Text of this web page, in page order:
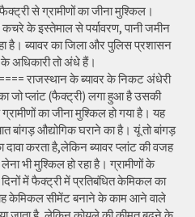
से ग्रामीणों का जीना मुश्किल।
के इस्तेमाल से पर्यावरण, पानी जमीन
है। ब्यावर का जिला और पुलिस प्रशासन
के अधिकारी तो अंधे हैं।
राजस्थान के ब्यावर के निकट अंधेरी
जो प्लांट (फैक्ट्री) लगा हुआ है उसकी
का जीना मुश्किल हो गया है। यह
बांगड़ औद्योगिक घराने का है। यूं तो बांगड़
दावा करता है,लेकिन ब्यावर प्लांट की वजह
भी मुश्किल हो रहा है। ग्रामीणों के
में फैक्ट्री में प्रतिबंधित केमिकल का
केमिकल सीमेंट बनाने के काम आने वाले